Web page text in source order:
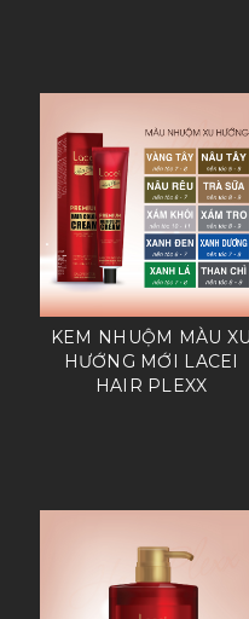
KEM NHUỘM MÀU XU
HƯỚNG MỚI LACEI
HAIR PLEXX